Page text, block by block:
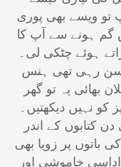
تو ویسے بھی پوری
گم ہونے سے آپ کا
ہوئے چٹکی لی۔
سن رہی تھی ہنس
بھائی یہ تو گھر
کو نہیں دیکھتیں۔
کتابوں کے اندر
باتوں پر زویا بھی
خاموشی اور